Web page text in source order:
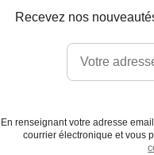
Recevez nos
En renseignant votre adresse
courrier électronique et vous